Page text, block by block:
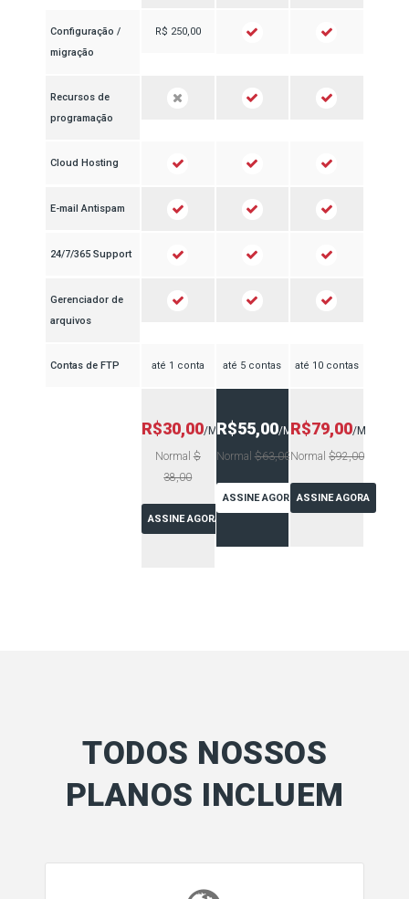
Configuração /
migração
R$ 250,00
Recursos de
programação
Cloud Hosting
E-mail Antispam
24/7/365 Support
Gerenciador de
arquivos
Contas de FTP até 1 conta até 5 contas até 10 contas
R$30,00/M
Normal$
38,00
ASSINE AGORA
R$55,00/M
Normal$63,00
ASSINE AGORA
R$79,00/M
Normal$92,00
ASSINE AGORA
TODOS NOSSOS
PLANOS INCLUEM